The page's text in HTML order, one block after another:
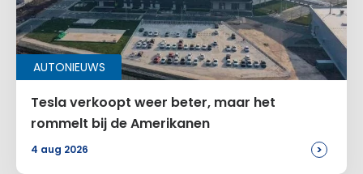
AUTONIEUWS
Tesla verkoopt weer beter, maar het
rommelt bij de Amerikanen
4 aug 2026 >